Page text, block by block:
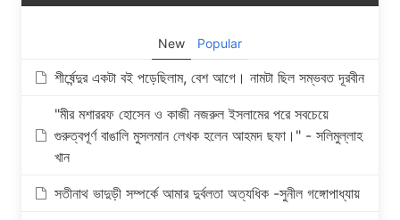
New Popular
শীর্ষেন্দুর একটা বই পড়েছিলাম, বেশ আগে। নামটা ছিল সম্ভবত দূরবীন
"মীর মশাররফ হোসেন ও কাজী নজরুল ইসলামের পরে সবচেয়ে
গুরুত্বপূর্ণ বাঙালি মুসলমান লেখক হলেন আহমদ ছফা।" - সলিমুল্লাহ
খান
সতীনাথ ভাদুড়ী সম্পর্কে আমার দুর্বলতা অত্যধিক -সুনীল গঙ্গোপাধ্যায়